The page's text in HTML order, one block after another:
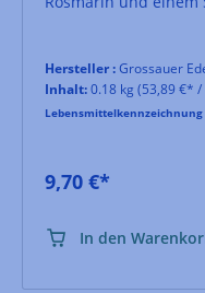
Hersteller :Grossauer
Inhalt:0.18 kg (53,89 €* /
Lebensmittelkennzeichnung
9,70 €*
In den